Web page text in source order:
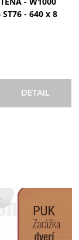
ST76 - 640 x 8
DETAIL